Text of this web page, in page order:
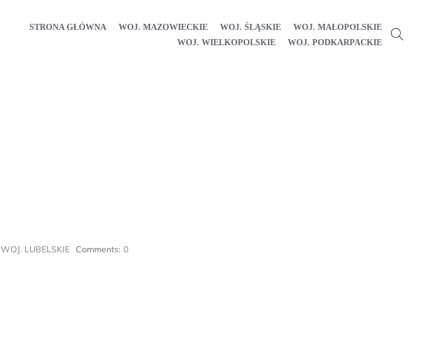
STRONA GŁÓWNA WOJ. MAZOWIECKIE WOJ. ŚLĄSKIE
WOJ. MAŁOPOLSKIE
WOJ. WIELKOPOLSKIE
WOJ. PODKARPACKIE
WOJ. LUBELSKIE Comments: 0